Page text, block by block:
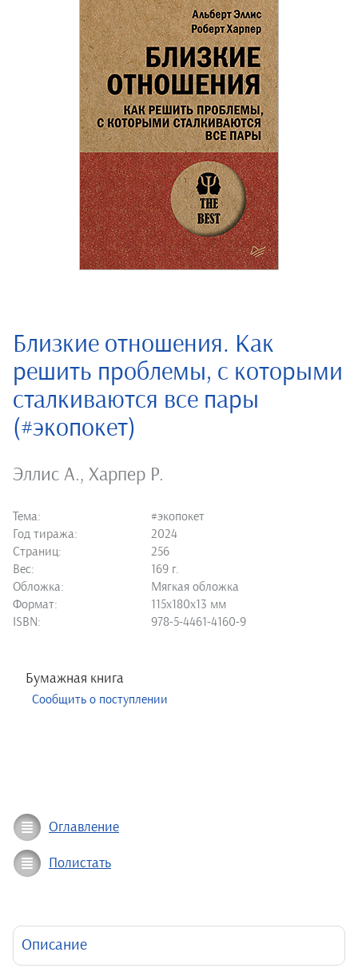
Близкие отношения. Как
решить проблемы, с которыми
сталкиваются все пары
(#экопокет)
Эллис А., Харпер Р.
Тема:
#экопокет
Год тиража:
2024
Страниц:
256
Вес:
169 г.
Обложка:
Мягкая обложка
Формат:
115х180х13 мм
ISBN:
978-5-4461-4160-9
Бумажная книга
Сообщить о поступлении
Оглавление
Полистать
Описание